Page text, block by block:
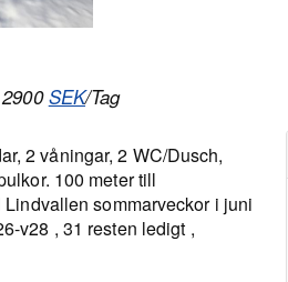
SEK/Tag
2 våningar, 2 WC/Dusch,
100 meter till
sommarveckor i juni
v28 , 31 resten ledigt ,